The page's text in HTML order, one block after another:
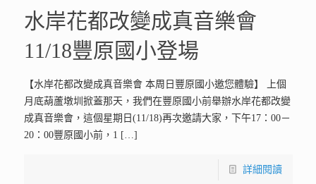
水岸花都改變成真音樂會
11/18豐原國小登場
【水岸花都改變成真音樂會 本周日豐原國小邀您體驗】 上個
月底葫蘆墩圳掀蓋那天，我們在豐原國小前舉辦水岸花都改變
成真音樂會，這個星期日(11/18)再次邀請大家，下午17：00－
20：00豐原國小前，1 […]
詳細閱讀